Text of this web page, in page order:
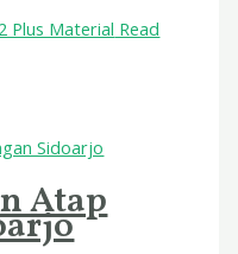
Plus Material Read
Atap